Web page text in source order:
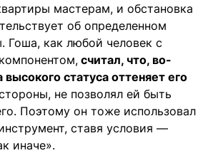
мастерам, и обстановка
об определенном
Гоша, как любой человек с
считал, что, во-
статуса оттеняет его
не позволял ей быть
Поэтому он тоже использовал
ставя условия —
иначе».